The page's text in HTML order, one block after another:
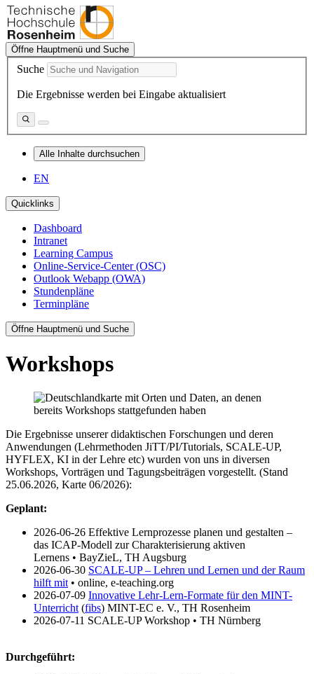
Öffne Hauptmenü und Suche
Suche
Die Ergebnisse werden bei Eingabe aktualisiert
Alle Inhalte durchsuchen
EN
Quicklinks
Dashboard
Intranet
Learning Campus
Online-Service-Center (OSC)
Outlook Webapp (OWA)
Stundenpläne
Terminpläne
Öffne Hauptmenü und Suche
Workshops
Die Ergebnisse unserer didaktischen Forschungen und deren
Anwendungen (Lehrmethoden JiTT/PI/Tutorials, SCALE-UP,
HYFLEX, KI in der Lehre etc) wurden von uns in diversen
Workshops, Vorträgen und Tagungsbeiträgen vorgestellt. (Stand
25.06.2026, Karte 06/2026):
Geplant:
2026-06-26 Effektive Lernprozesse planen und gestalten –
das ICAP-Modell zur Charakterisierung aktiven
Lernens • BayZieL, TH Augsburg
2026-06-30 SCALE-UP – Lehren und Lernen und der Raum
hilft mit• online, e-teaching.org
2026-07-09 Innovative Lehr-Lern-Formate für den MINT-
Unterricht(fibs) MINT-EC e. V., TH Rosenheim
2026-07-11 SCALE-UP Workshop • TH Nürnberg
Durchgeführt: